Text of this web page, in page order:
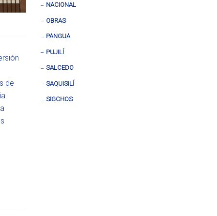
de
NACIONAL
OBRAS
PANGUA
PUJILÍ
SALCEDO
SAQUISILÍ
SIGCHOS